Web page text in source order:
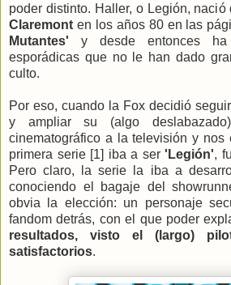
poder distinto. Haller, o Legión, nació
Claremont en los años 80 en las
Mutantes' y desde entonces ha
esporádicas que no le han dado
culto.
Por eso, cuando la Fox decidió
y ampliar su (algo
cinematográfico a la televisión y nos
primera serie [1] iba a ser'Legión',
Pero claro, la serie la iba a
conociendo el bagaje del
obvia la elección: un personaje
fandom detrás, con el que poder
resultados, visto el (largo)
satisfactorios.